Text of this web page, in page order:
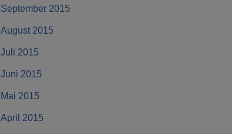
September 2015
August 2015
Juli 2015
Juni 2015
Mai 2015
April 2015